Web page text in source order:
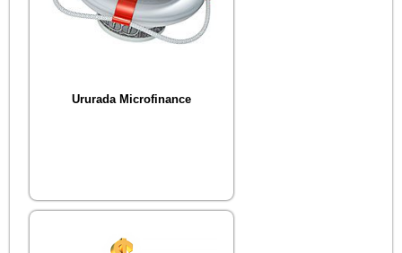
Ururada Microfinance